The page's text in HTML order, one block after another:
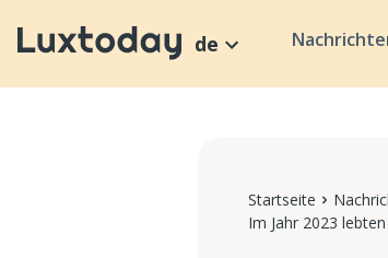
de
Startseite
Im Jahr 2023